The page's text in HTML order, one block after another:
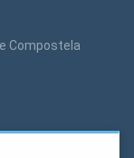
Compostela